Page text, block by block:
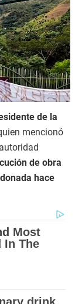
de la
mencionó
de obra
hace